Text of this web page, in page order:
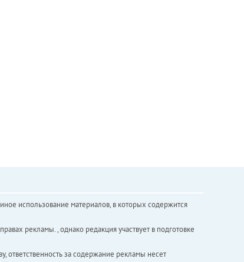
использование материалов, в которых содержится
рекламы. , однако редакция участвует в подготовке
ответственность за содержание рекламы несет